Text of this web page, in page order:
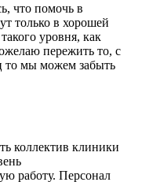
что помочь в
только в хорошей
уровня, как
пережить то, с
то мы можем забыть
коллектив клиники
работу. Персонал